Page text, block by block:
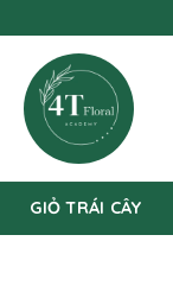
GIỎ TRÁI CÂY